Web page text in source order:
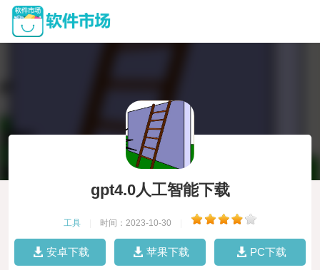
gpt4.0人工智能下载
工具 时间：2023-10-30
安卓下载 苹果下载 PC下载